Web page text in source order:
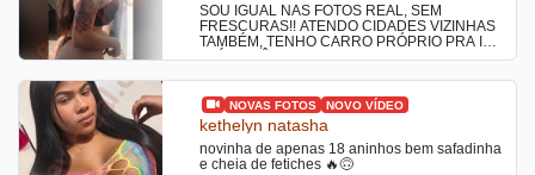
SOU IGUAL NAS FOTOS REAL, SEM
FRESCURAS!! ATENDO CIDADES VIZINHAS
TAMBÉM, TENHO CARRO PRÓPRIO PRA IR
ATÉ VOCÊ. MORO E ATENDO
AR E EXTREMAMENTE LIMPO E SEGURO.
babicastellanooficial nos apps vizinhos rs
Seja direto e objetivo, CHAMAR APENAS SE
FOR DO SEU INTERESSE ME CONTRATAR
COM VINTE MINUTOS DE ANTECEDÊNCIA!
NOVAS FOTOS NOVO VÍDEO
kethelyn natasha
novinha de apenas 18 aninhos bem safadinha
e cheia de fetiches 🔥🙃